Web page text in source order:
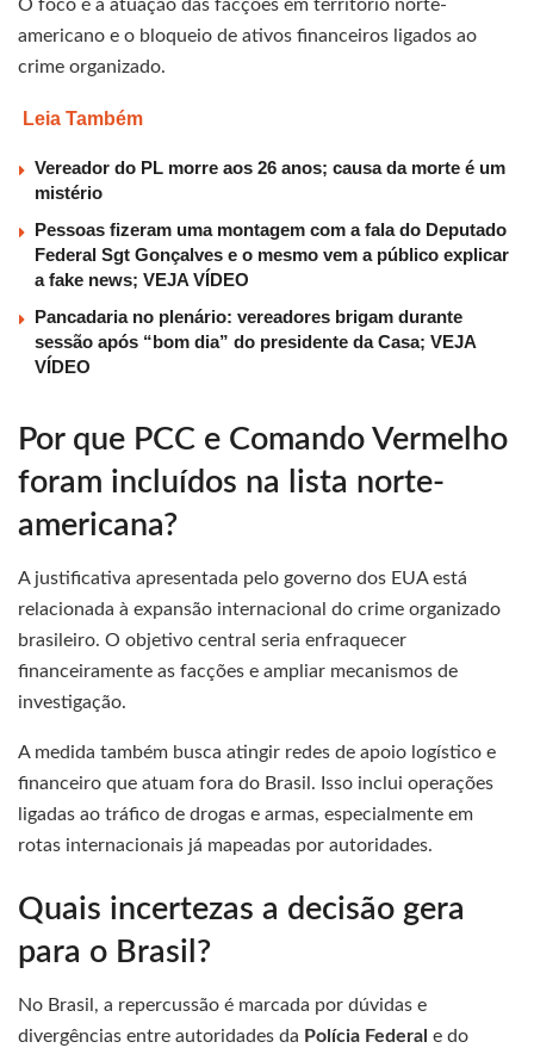
O foco é a atuação das facções em território norte-
americano e o bloqueio de ativos financeiros ligados ao
crime organizado.
Leia Também
Vereador do PL morre aos 26 anos; causa da morte é um
mistério
Pessoas fizeram uma montagem com a fala do Deputado
Federal Sgt Gonçalves e o mesmo vem a público explicar
a fake news; VEJA VÍDEO
Pancadaria no plenário: vereadores brigam durante
sessão após “bom dia” do presidente da Casa; VEJA
VÍDEO
Por que PCC e Comando Vermelho
foram incluídos na lista norte-
americana?
A justificativa apresentada pelo governo dos EUA está
relacionada à expansão internacional do crime organizado
brasileiro. O objetivo central seria enfraquecer
financeiramente as facções e ampliar mecanismos de
investigação.
A medida também busca atingir redes de apoio logístico e
financeiro que atuam fora do Brasil. Isso inclui operações
ligadas ao tráfico de drogas e armas, especialmente em
rotas internacionais já mapeadas por autoridades.
Quais incertezas a decisão gera
para o Brasil?
No Brasil, a repercussão é marcada por dúvidas e
divergências entre autoridades da Polícia Federal e do